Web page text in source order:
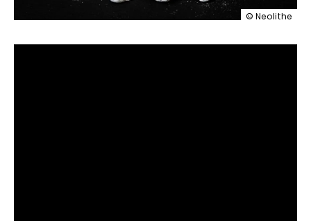
illustration
© Neolithe